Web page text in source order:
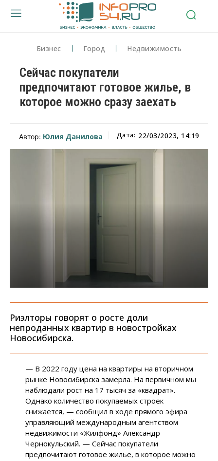
Бизнес Город Недвижимость
Сейчас покупатели
предпочитают готовое жилье, в
которое можно сразу заехать
Автор: Юлия Данилова Дата: 22/03/2023, 14:19
Риэлторы говорят о росте доли
непроданных квартир в новостройках
Новосибирска.
— В 2022 году цена на квартиры на вторичном
рынке Новосибирска замерла. На первичном мы
наблюдали рост на 17 тысяч за «квадрат».
Однако количество покупаемых строек
снижается, — сообщил в ходе прямого эфира
управляющий международным агентством
недвижимости «Жилфонд» Александр
Чернокульский. — Сейчас покупатели
предпочитают готовое жилье, в которое можно